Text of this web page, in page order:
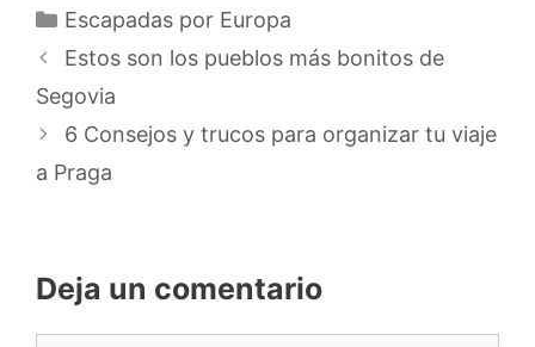
Categorías
Escapadas por Europa
Estos son los pueblos más bonitos de
Segovia
6 Consejos y trucos para organizar tu viaje
a Praga
Deja un comentario